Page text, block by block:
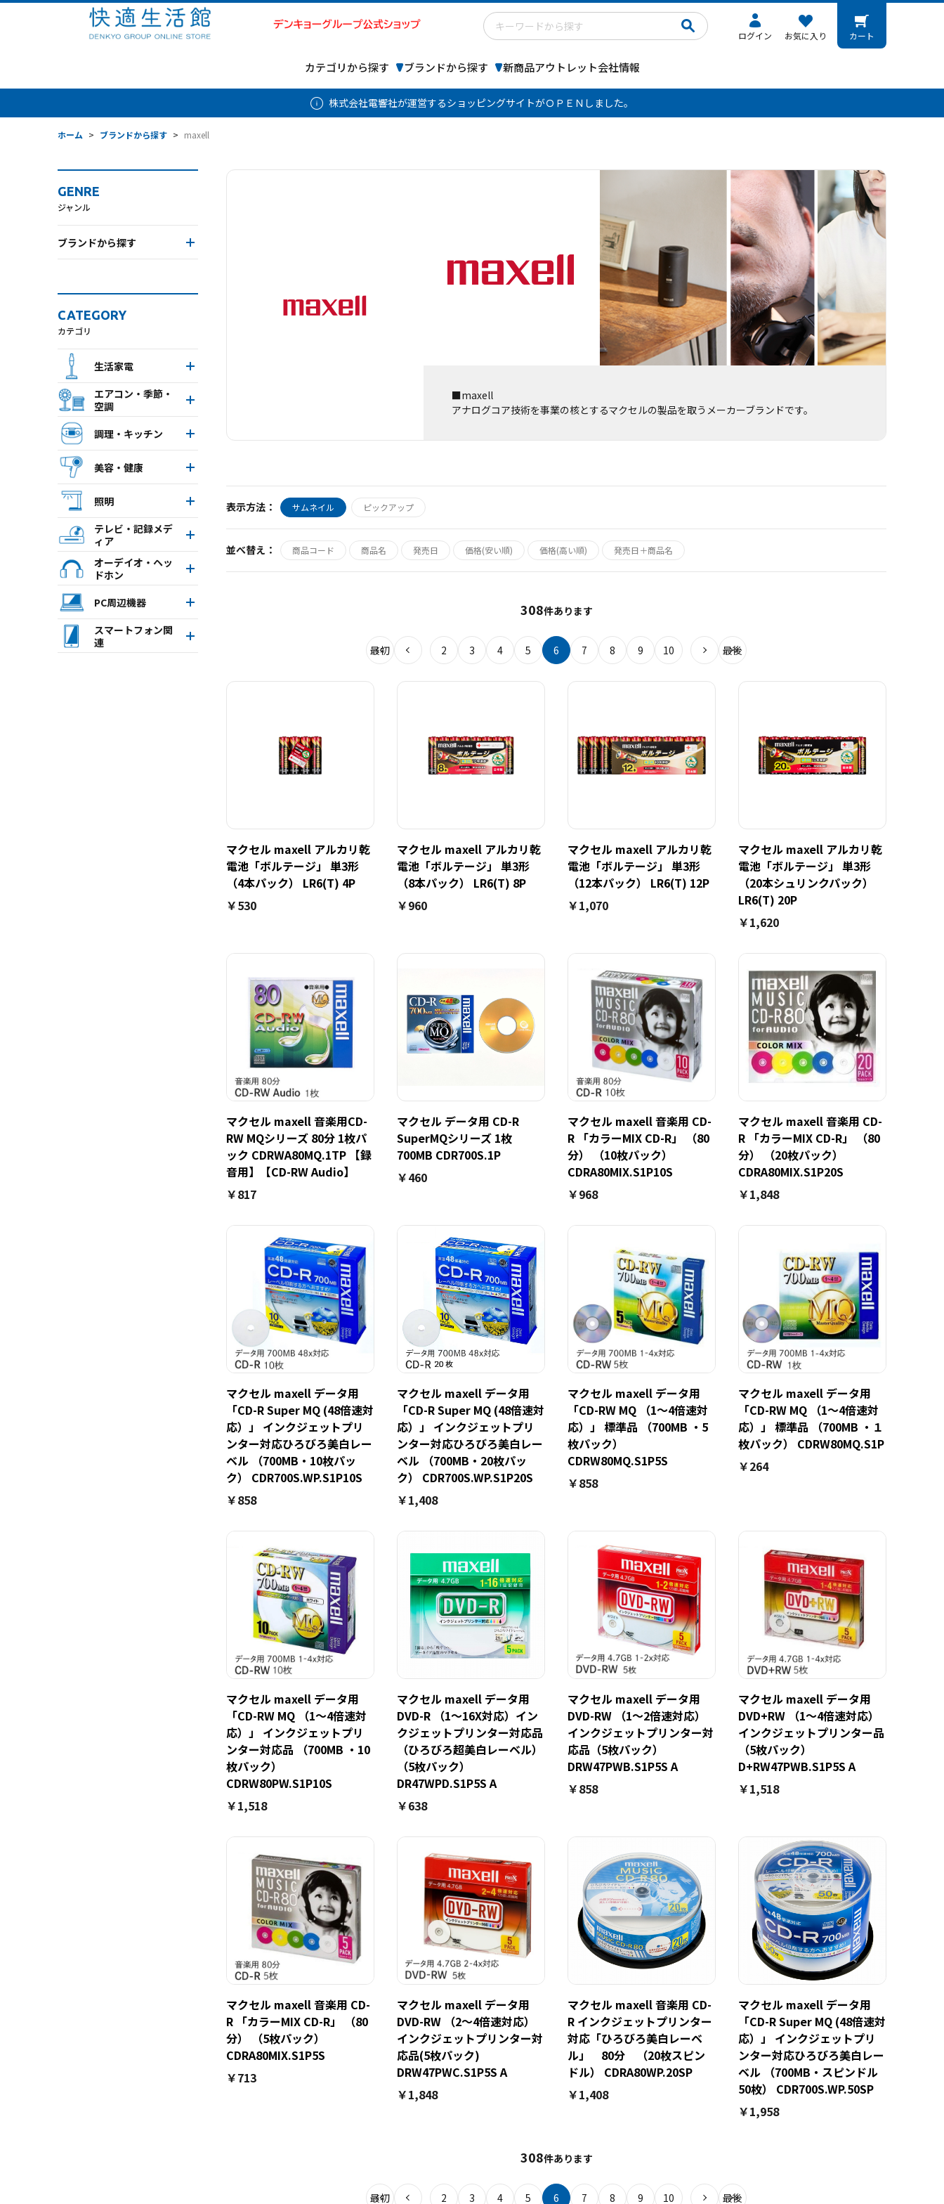
ログイン お気に入り カート
カテゴリから探す ブランドから探す 新商品アウトレット会社情報
株式会社電響社が運営するショッピングサイトがＯＰＥＮしました。
ホーム > ブランドから探す > maxell
GENRE
ジャンル
ブランドから探す
CATEGORY
カテゴリ
生活家電
エアコン・季節・
空調
調理・キッチン
美容・健康
照明
テレビ・記録メデ
ィア
オーデイオ・ヘッ
ドホン
PC周辺機器
スマートフォン関
連
■maxell
アナログコア技術を事業の核とするマクセルの製品を取うメーカーブランドです。
表示方法： サムネイル ピックアップ
並べ替え： 商品コード 商品名 発売日 価格(安い順) 価格(高い順) 発売日＋商品名
308件あります
最初 2 3 4 5 6 7 8 9 10 最後
マクセル maxell アルカリ乾
電池「ボルテージ」 単3形
（4本パック） LR6(T) 4P
￥530
マクセル maxell アルカリ乾
電池「ボルテージ」 単3形
（8本パック） LR6(T) 8P
￥960
マクセル maxell アルカリ乾
電池「ボルテージ」 単3形
（12本パック） LR6(T) 12P
￥1,070
マクセル maxell アルカリ乾
電池「ボルテージ」 単3形
（20本シュリンクパック）
LR6(T) 20P
￥1,620
マクセル maxell 音楽用CD-
RW MQシリーズ 80分 1枚パ
ック CDRWA80MQ.1TP 【録
音用】【CD-RW Audio】
￥817
マクセル データ用 CD-R
SuperMQシリーズ 1枚
700MB CDR700S.1P
￥460
マクセル maxell 音楽用 CD-
R 「カラーMIX CD-R」 （80
分） （10枚パック）
CDRA80MIX.S1P10S
￥968
マクセル maxell 音楽用 CD-
R 「カラーMIX CD-R」 （80
分） （20枚パック）
CDRA80MIX.S1P20S
￥1,848
マクセル maxell データ用
「CD-R Super MQ (48倍速対
応）」 インクジェットプリ
ンター対応ひろびろ美白レー
ベル （700MB・10枚パッ
ク） CDR700S.WP.S1P10S
￥858
マクセル maxell データ用
「CD-R Super MQ (48倍速対
応）」 インクジェットプリ
ンター対応ひろびろ美白レー
ベル （700MB・20枚パッ
ク） CDR700S.WP.S1P20S
￥1,408
マクセル maxell データ用
「CD-RW MQ （1～4倍速対
応）」 標準品 （700MB ・5
枚パック）
CDRW80MQ.S1P5S
￥858
マクセル maxell データ用
「CD-RW MQ （1～4倍速対
応）」 標準品 （700MB ・１
枚パック） CDRW80MQ.S1P
￥264
マクセル maxell データ用
「CD-RW MQ （1～4倍速対
応）」 インクジェットプリ
ンター対応品 （700MB ・10
枚パック）
CDRW80PW.S1P10S
￥1,518
マクセル maxell データ用
DVD-R （1～16X対応）イン
クジェットプリンター対応品
（ひろびろ超美白レーベル）
（5枚パック）
DR47WPD.S1P5S A
￥638
マクセル maxell データ用
DVD-RW （1～2倍速対応）
インクジェットプリンター対
応品（5枚パック）
DRW47PWB.S1P5S A
￥858
マクセル maxell データ用
DVD+RW （1～4倍速対応）
インクジェットプリンター品
（5枚パック）
D+RW47PWB.S1P5S A
￥1,518
マクセル maxell 音楽用 CD-
R 「カラーMIX CD-R」 （80
分） （5枚パック）
CDRA80MIX.S1P5S
￥713
マクセル maxell データ用
DVD-RW （2～4倍速対応）
インクジェットプリンター対
応品(5枚パック)
DRW47PWC.S1P5S A
￥1,848
マクセル maxell 音楽用 CD-
R インクジェットプリンター
対応「ひろびろ美白レーベ
ル」 80分 （20枚スピン
ドル） CDRA80WP.20SP
￥1,408
マクセル maxell データ用
「CD-R Super MQ (48倍速対
応）」 インクジェットプリ
ンター対応ひろびろ美白レー
ベル （700MB・スピンドル
50枚） CDR700S.WP.50SP
￥1,958
308件あります
最初 2 3 4 5 6 7 8 9 10 最後